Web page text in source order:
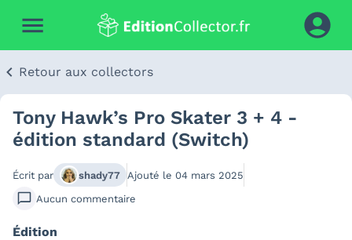
Retour aux collectors
Tony Hawk’s Pro Skater 3 + 4 -
édition standard (Switch)
Écrit par shady77 Ajouté le 04 mars 2025
Aucun commentaire
Édition